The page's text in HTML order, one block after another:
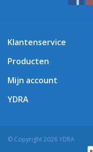
Klantenservice
Producten
Mijn account
YDRA
© Copyright 2026 YDRA